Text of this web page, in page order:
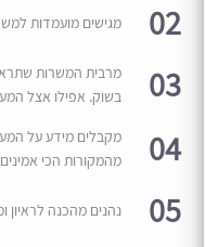
02 מגישים מועמדות
03
מרבית המשרות
בשוק. אפילו אצל
04
מקבלים מידע על
מהמקורות הכי אמינים
05 נהנים מהכנה לראיון